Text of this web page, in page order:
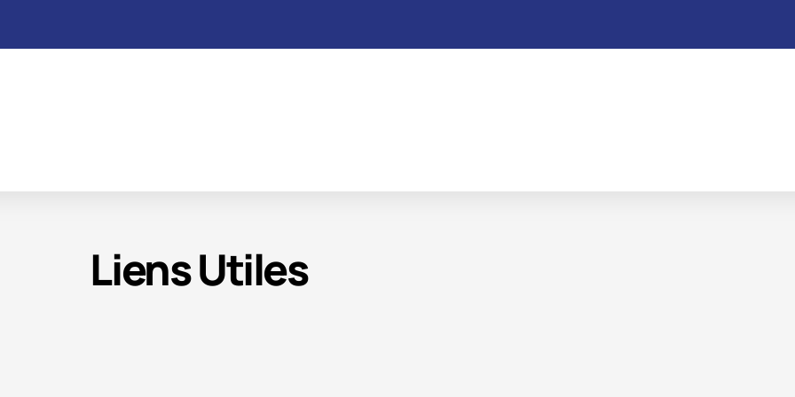
Liens Utiles